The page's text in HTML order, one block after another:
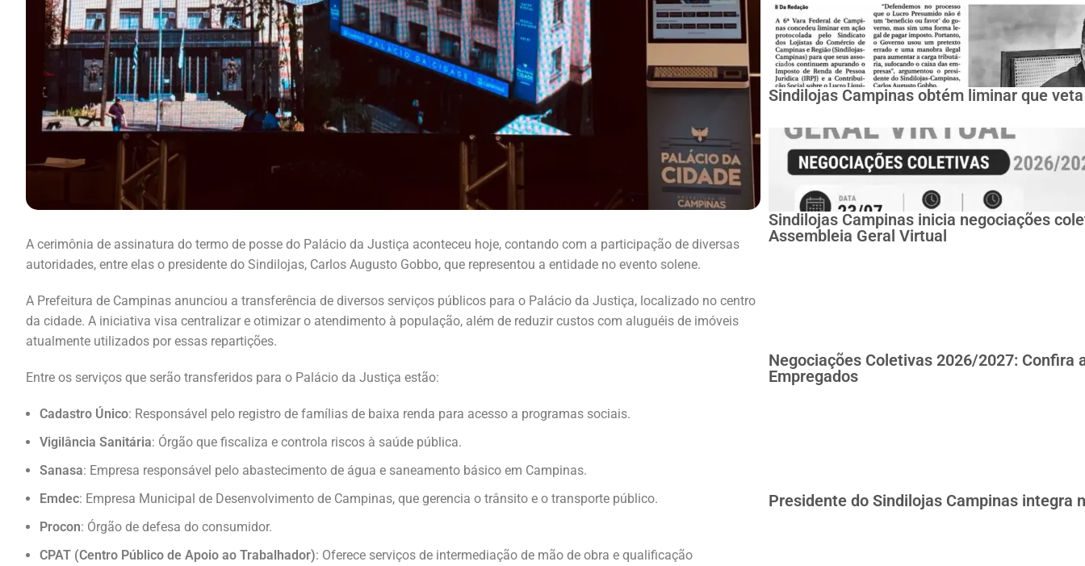
A cerimônia de assinatura do termo de posse do Palácio da Justiça aconteceu hoje, contando com a participação de diversas
autoridades, entre elas o presidente do Sindilojas, Carlos Augusto Gobbo, que representou a entidade no evento solene.
A Prefeitura de Campinas anunciou a transferência de diversos serviços públicos para o Palácio da Justiça, localizado no centro
da cidade. A iniciativa visa centralizar e otimizar o atendimento à população, além de reduzir custos com aluguéis de imóveis
atualmente utilizados por essas repartições.
Entre os serviços que serão transferidos para o Palácio da Justiça estão:
Cadastro Único: Responsável pelo registro de famílias de baixa renda para acesso a programas sociais.
Vigilância Sanitária: Órgão que fiscaliza e controla riscos à saúde pública.
Sanasa: Empresa responsável pelo abastecimento de água e saneamento básico em Campinas.
Emdec: Empresa Municipal de Desenvolvimento de Campinas, que gerencia o trânsito e o transporte público.
Procon: Órgão de defesa do consumidor.
CPAT (Centro Público de Apoio ao Trabalhador): Oferece serviços de intermediação de mão de obra e qualificação
Sindilojas Campinas obtém liminar que
Sindilojas Campinas inicia negociações
Assembleia Geral Virtual
Negociações Coletivas 2026/2027: Confira
Empregados
Presidente do Sindilojas Campinas integra